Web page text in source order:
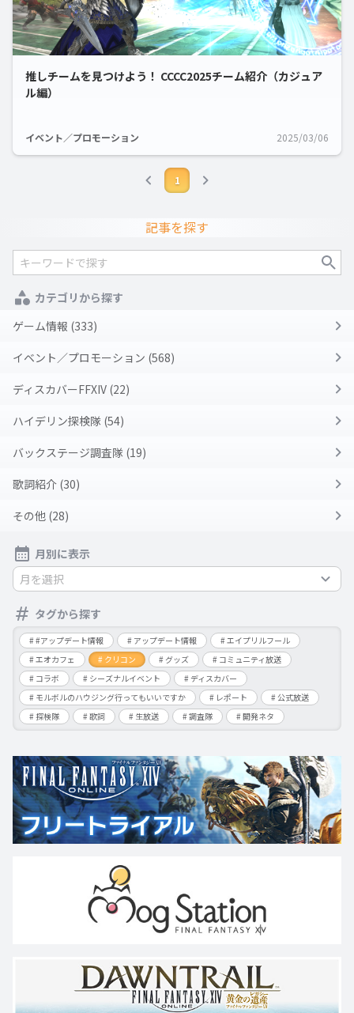
推しチームを見つけよう！ CCCC2025チーム紹介（カジュア
ル編）
イベント／プロモーション 2025/03/06
1
記事を探す
カテゴリから探す
ゲーム情報 (333)
イベント／プロモーション (568)
ディスカバーFFXIV (22)
ハイデリン探検隊 (54)
バックステージ調査隊 (19)
歌詞紹介 (30)
その他 (28)
月別に表示
月を選択
タグから探す
#アップデート情報 アップデート情報
エイプリルフール
エオカフェ
クリコン グッズ
コミュニティ放送
コラボ
シーズナルイベント
ディスカバー
モルボルのハウジング行ってもいいですか
レポート
公式放送
探検隊
歌詞 生放送 調査隊 開発ネタ